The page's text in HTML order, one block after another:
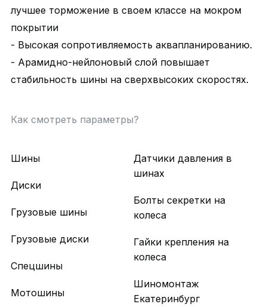
лучшее торможение в своем классе на мокром
покрытии
- Высокая сопротивляемость аквапланированию.
- Арамидно-нейлоновый слой повышает
стабильность шины на сверхвысоких скоростях.
Как смотреть параметры?
Шины
Диски
Грузовые шины
Грузовые диски
Спецшины
Мотошины
Датчики давления в
шинах
Болты секретки на
колеса
Гайки крепления на
колеса
Шиномонтаж
Екатеринбург